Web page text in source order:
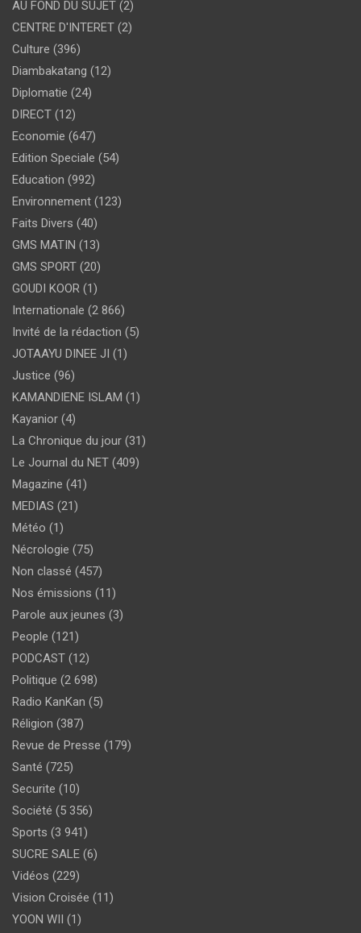
AU FOND DU SUJET (2)
CENTRE D'INTERET (2)
Culture (396)
Diambakatang (12)
Diplomatie (24)
DIRECT (12)
Economie (647)
Edition Speciale (54)
Education (992)
Environnement (123)
Faits Divers (40)
GMS MATIN (13)
GMS SPORT (20)
GOUDI KOOR (1)
Internationale (2 866)
Invité de la rédaction (5)
JOTAAYU DINEE JI (1)
Justice (96)
KAMANDIENE ISLAM (1)
Kayanior (4)
La Chronique du jour (31)
Le Journal du NET (409)
Magazine (41)
MEDIAS (21)
Météo (1)
Nécrologie (75)
Non classé (457)
Nos émissions (11)
Parole aux jeunes (3)
People (121)
PODCAST (12)
Politique (2 698)
Radio KanKan (5)
Réligion (387)
Revue de Presse (179)
Santé (725)
Securite (10)
Société (5 356)
Sports (3 941)
SUCRE SALE (6)
Vidéos (229)
Vision Croisée (11)
YOON WII
(1)